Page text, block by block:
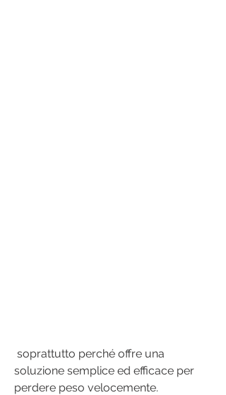
soluzione semplice ed efficace per
perdere peso velocemente.